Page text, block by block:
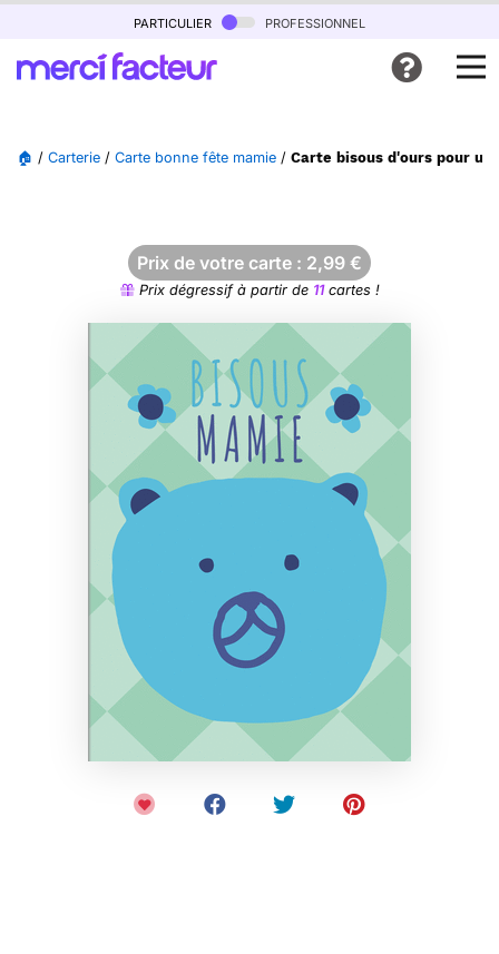
particulier professionnel
🏠 / Carterie / Carte bonne fête mamie / Carte bisous d'ours pour
Prix de votre carte : 2,99 €
Prix dégressif à partir de 11cartes !